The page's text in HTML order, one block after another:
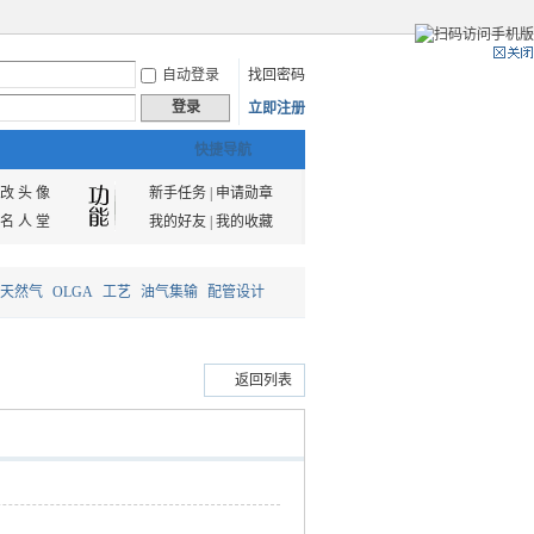
自动登录
找回密码
登录 立即注册
快捷导航
改 头 像 新手任务|
申请勋章
名 人 堂 我的好友| 我的收藏
然气 OLGA 工艺 油气集输 配管设计
返回列表